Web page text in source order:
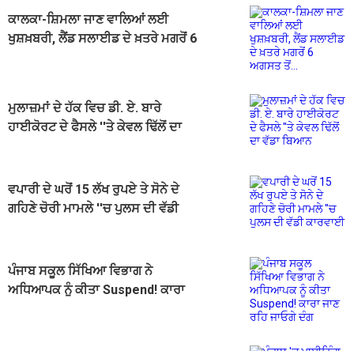
ਕਾਲਕਾ-ਸ਼ਿਮਲਾ ਜਾਣ ਵਾਲਿਆਂ ਲਈ
ਖੁਸ਼ਖ਼ਬਰੀ, ਲੈਂਡ ਸਲਾਈਡ ਦੇ ਖ਼ਤਰੇ ਮਗਰੋਂ 6
ਮੁਲਾਜ਼ਮਾਂ ਦੇ ਹੱਕ ਵਿਚ ਡੀ. ਏ. ਬਾਰੇ
ਹਾਈਕੋਰਟ ਦੇ ਫੈਸਲੇ ''ਤੇ ਕੇਵਲ ਢਿੱਲੋਂ ਦਾ
ਵਪਾਰੀ ਦੇ ਘਰੋਂ 15 ਲੱਖ ਰੁਪਏ ਤੇ ਸੋਨੇ ਦੇ
ਗਹਿਣੇ ਚੋਰੀ ਮਾਮਲੇ ''ਚ ਪੁਲਸ ਦੀ ਵੱਡੀ
ਪੰਜਾਬ ਸਕੂਲ ਸਿੱਖਿਆ ਵਿਭਾਗ ਨੇ
ਅਧਿਆਪਕ ਨੂੰ ਕੀਤਾ Suspend! ਕਾਰਾ